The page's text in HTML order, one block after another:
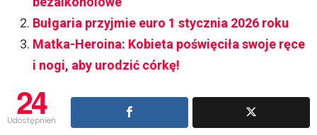
Bułgaria przyjmie euro 1 stycznia 2026 roku
Matka-Heroina: Kobieta poświęciła swoje ręce
i nogi, aby urodzić córkę!
24
Udostępnień